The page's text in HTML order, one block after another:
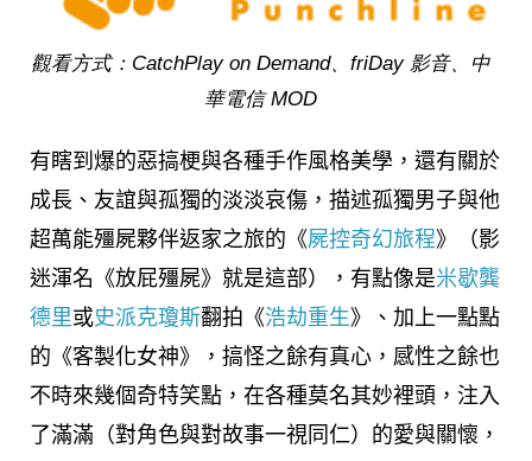
觀看方式：CatchPlay on Demand、friDay 影音、中
華電信 MOD
有瞎到爆的惡搞梗與各種手作風格美學，還有關於
成長、友誼與孤獨的淡淡哀傷，描述孤獨男子與他
超萬能殭屍夥伴返家之旅的《屍控奇幻旅程》（影
迷渾名《放屁殭屍》就是這部），有點像是米歇龔
德里或史派克瓊斯翻拍《浩劫重生》、加上一點點
的《客製化女神》，搞怪之餘有真心，感性之餘也
不時來幾個奇特笑點，在各種莫名其妙裡頭，注入
了滿滿（對角色與對故事一視同仁）的愛與關懷，